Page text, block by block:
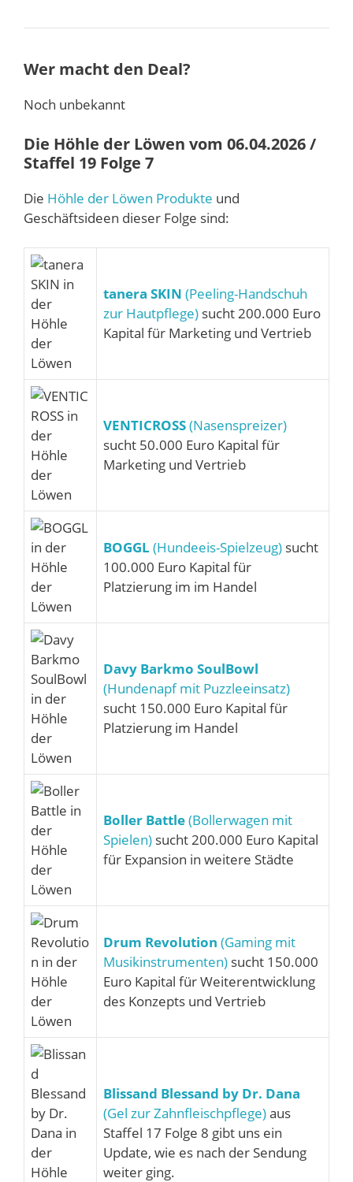
Wer macht den Deal?
Noch unbekannt
Die Höhle der Löwen vom 06.04.2026 /
Staffel 19 Folge 7
Die Höhle der Löwen Produkte und
Geschäftsideen dieser Folge sind:
tanera SKIN (Peeling-Handschuh
zur Hautpflege) sucht 200.000 Euro
Kapital für Marketing und Vertrieb
VENTICROSS(Nasenspreizer)
sucht 50.000 Euro Kapital für
Marketing und Vertrieb
BOGGL (Hundeeis-Spielzeug) sucht
100.000 Euro Kapital für
Platzierung im im Handel
Davy Barkmo SoulBowl
(Hundenapf mit Puzzleeinsatz)
sucht 150.000 Euro Kapital für
Platzierung im Handel
Boller Battle(Bollerwagen mit
Spielen) sucht 200.000 Euro Kapital
für Expansion in weitere Städte
Drum Revolution (Gaming mit
Musikinstrumenten) sucht 150.000
Euro Kapital für Weiterentwicklung
des Konzepts und Vertrieb
Blissand Blessand by Dr. Dana
(Gel zur Zahnfleischpflege)aus
Staffel 17 Folge 8 gibt uns ein
Update, wie es nach der Sendung
weiter ging.